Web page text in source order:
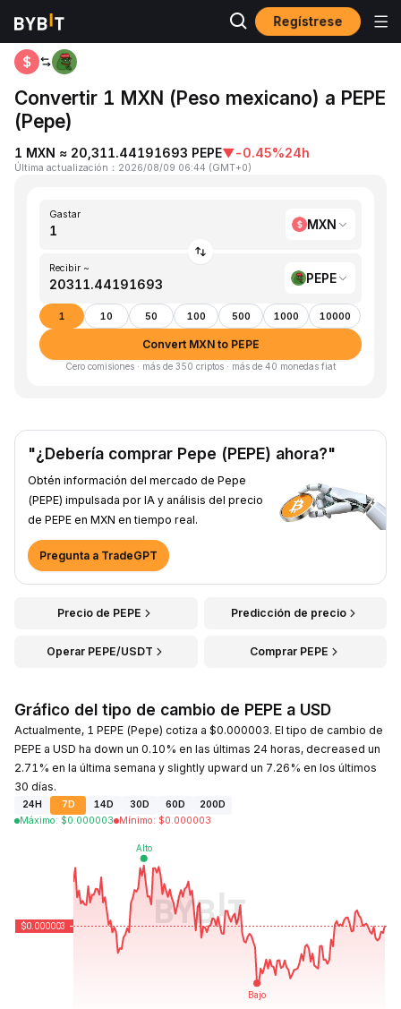
Regístrese
Inicio MXN to PEPE
Convertir 1 MXN (Peso mexicano) a PEPE
(Pepe)
1 MXN ≈ 20,311.44191693 PEPE▼-0.45%24h
Última actualización ： 2026/08/09 06:44 (GMT+0)
Gastar
MXN
Recibir ~
PEPE
1 10 50 100 500 1000 10000
Convert MXN to PEPE
Cero comisiones · más de 350 criptos · más de 40 monedas fiat
"¿Debería comprar Pepe (PEPE) ahora?"
Obtén información del mercado de Pepe
(PEPE) impulsada por IA y análisis del precio
de PEPE en MXN en tiempo real.
Pregunta a TradeGPT
Precio de PEPE Predicción de precio
Operar PEPE/USDT Comprar PEPE
Gráfico del tipo de cambio de PEPE a USD
Actualmente, 1 PEPE (Pepe) cotiza a $0.000003. El tipo de cambio de
PEPE a USD ha down un 0.10% en las últimas 24 horas, decreased un
2.71% en la última semana y slightly upward un 7.26% en los últimos
30 días.
24H 7D 14D 30D 60D
200D
Máximo: $0.000003 Mínimo: $0.000003